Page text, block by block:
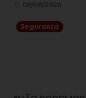
08/08/2026
Segurança